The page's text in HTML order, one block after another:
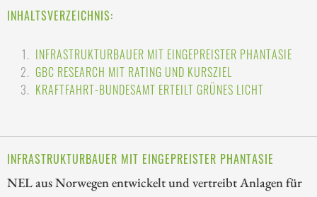
INHALTSVERZEICHNIS:
INFRASTRUKTURBAUER MIT EINGEPREISTER PHANTASIE
GBC RESEARCH MIT RATING UND KURSZIEL
KRAFTFAHRT-BUNDESAMT ERTEILT GRÜNES LICHT
INFRASTRUKTURBAUER MIT EINGEPREISTER PHANTASIE
NEL aus Norwegen entwickelt und vertreibt Anlagen für